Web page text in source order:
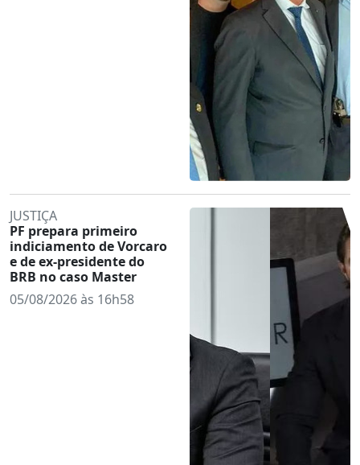
JUSTIÇA
PF prepara primeiro
indiciamento de Vorcaro
e de ex-presidente do
BRB no caso Master
05/08/2026 às 16h58